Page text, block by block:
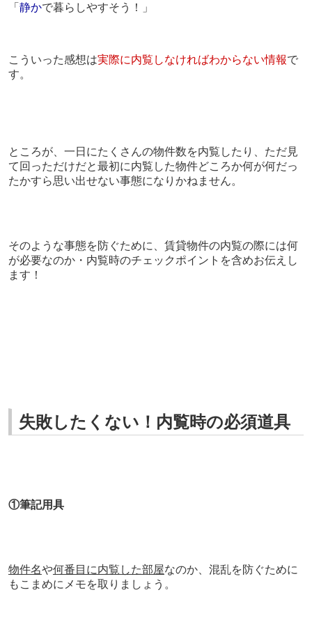
「 静かで暮らしやすそう！」
こういった感想は実際に内覧しなければわからない情報で
す。
ところが、一日にたくさんの物件数を内覧したり、ただ見
て回っただけだと最初に内覧した物件どころか何が何だっ
たかすら思い出せない事態になりかねません。
そのような事態を防ぐために、賃貸物件の内覧の際には何
が必要なのか・内覧時のチェックポイントを含めお伝えし
ます！
失敗したくない！内覧時の必須道具
①筆記用具
物件名や何番目に内覧した部屋なのか、混乱を防ぐために
もこまめにメモを取りましょう。